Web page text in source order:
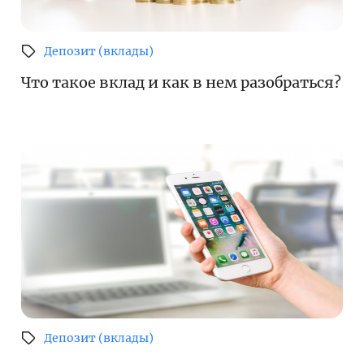
Депозит (вклады)
Что такое вклад и как в нем разобраться?
Депозит (вклады)